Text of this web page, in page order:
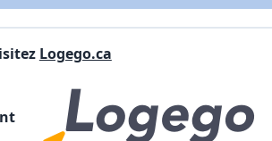
Logego.ca